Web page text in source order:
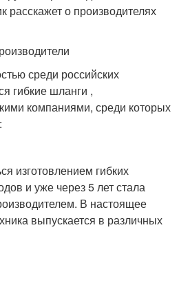
расскажет о производителях
среди российских
гибкие шланги ,
компаниями, среди которых
изготовлением гибких
и уже через 5 лет стала
В настоящее
выпускается в различных